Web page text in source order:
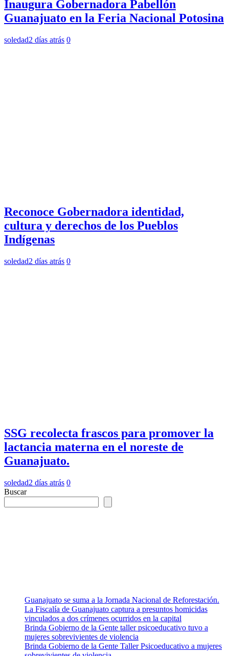
Inaugura Gobernadora Pabellón
Guanajuato en la Feria Nacional Potosina
soledad2 días atrás 0
Reconoce Gobernadora identidad,
cultura y derechos de los Pueblos
Indígenas
soledad2 días atrás 0
SSG recolecta frascos para promover la
lactancia materna en el noreste de
Guanajuato.
soledad2 días atrás 0
Buscar
Guanajuato se suma a la Jornada Nacional de Reforestación.
La Fiscalía de Guanajuato captura a presuntos homicidas
vinculados a dos crímenes ocurridos en la capital
Brinda Gobierno de la Gente taller psicoeducativo tuvo a
mujeres sobrevivientes de violencia
Brinda Gobierno de la Gente Taller Psicoeducativo a mujeres